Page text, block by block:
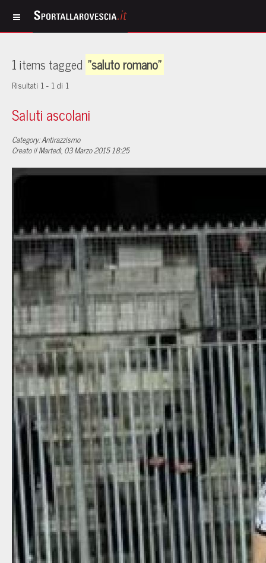
1 items tagged "saluto romano"
Risultati 1 - 1 di 1
Saluti ascolani
Category: Antirazzismo
Creato il Martedì, 03 Marzo 2015 18:25